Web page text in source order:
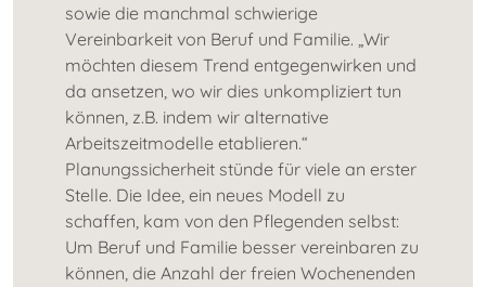
sowie die manchmal schwierige
Vereinbarkeit von Beruf und Familie. „Wir
möchten diesem Trend entgegenwirken und
da ansetzen, wo wir dies unkompliziert tun
können, z.B. indem wir alternative
Arbeitszeitmodelle etablieren.“
Planungssicherheit stünde für viele an erster
Stelle. Die Idee, ein neues Modell zu
schaffen, kam von den Pflegenden selbst:
Um Beruf und Familie besser vereinbaren zu
können, die Anzahl der freien Wochenenden